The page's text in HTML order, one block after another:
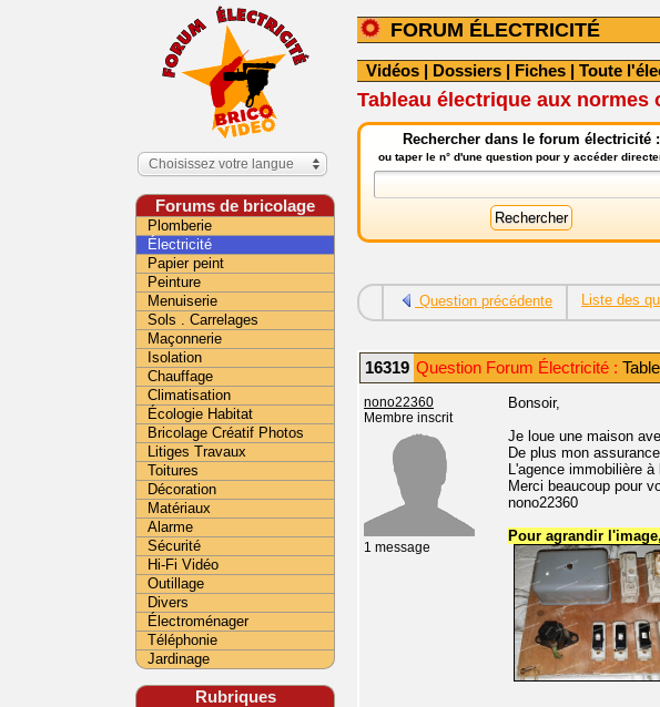
FORUM ÉLECTRICITÉ
Vidéos | Dossiers | Fiches | Toute
Tableau électrique aux normes
Rechercher dans le forum électricité :
ou taper le n° d'une question pour y accéder
Question précédente Liste des
16319 Question Forum Électricité :
nono22360
Membre inscrit
1 message
Bonsoir,
Je loue une maison
De plus mon
L'agence immobilière
Merci beaucoup pour
nono22360
Pour agrandir
Choisissez votre langue
Forums de bricolage
Plomberie
Électricité
Papier peint
Peinture
Menuiserie
Sols . Carrelages
Maçonnerie
Isolation
Chauffage
Climatisation
Écologie Habitat
Bricolage Créatif Photos
Litiges Travaux
Toitures
Décoration
Matériaux
Alarme
Sécurité
Hi-Fi Vidéo
Outillage
Divers
Électroménager
Téléphonie
Jardinage
Rubriques